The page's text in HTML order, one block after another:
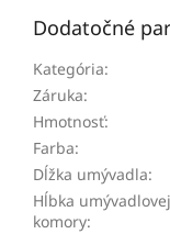
Dodatočné
Kategória:
Záruka:
Hmotnosť:
Farba:
Dĺžka umývadla:
Hĺbka umývadlovej
komory: